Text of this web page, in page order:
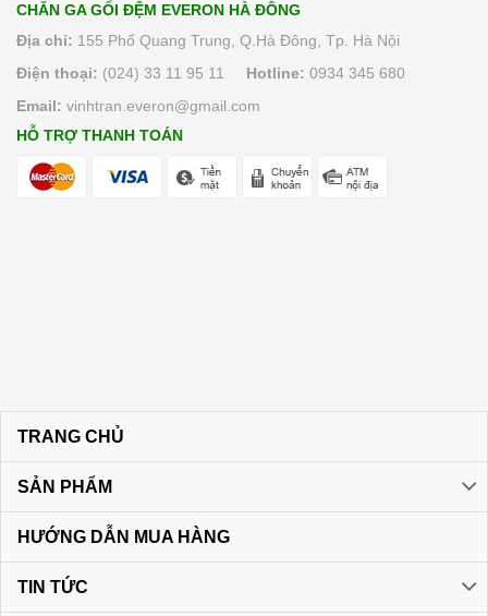
CHĂN GA GỐI ĐỆM EVERON HÀ ĐÔNG
Địa chỉ: 155 Phố Quang Trung, Q.Hà Đông, Tp. Hà Nội
Điện thoại: (024) 33 11 95 11 Hotline: 0934 345 680
Email: vinhtran.everon@gmail.com
HỖ TRỢ THANH TOÁN
TRANG CHỦ
SẢN PHẨM
HƯỚNG DẪN MUA HÀNG
TIN TỨC